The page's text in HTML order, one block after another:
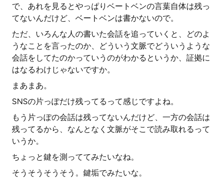
で、あれを見るとやっぱりベートベンの言葉自体は残っ
てないんだけど、ベートベンは書かないので。
ただ、いろんな人の書いた会話を追っていくと、どのよ
うなことを言ったのか、どういう文脈でどういうような
会話をしてたのかっていうのがわかるというか、証拠に
はなるわけじゃないですか。
まあまあ。
SNSの片っぽだけ残ってるって感じですよね。
もう片っぽの会話は残ってないんだけど、一方の会話は
残ってるから、なんとなく文脈がそこで読み取れるって
いうか。
ちょっと鍵を測っててみたいなね。
そうそうそうそう。鍵垢でみたいな。